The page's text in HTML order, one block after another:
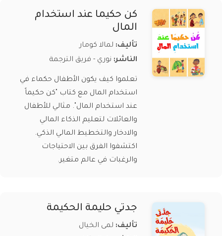
كن حكيما عند استخدام
المال
تأليف: لمالا كومار
الناشر: نوري - فريق الترجمة
تعلموا كيف يكون الأطفال حكماء في
استخدام المال مع كتاب "كن حكيماً
عند استخدام المال". مثالي للأطفال
والعائلات لتعليم الذكاء المالي
والادخار والتخطيط المالي الذكي.
اكتشفوا الفرق بين الاحتياجات
والرغبات في عالم متغير.
جدتي حليمة الحكيمة
تأليف: لمى الخيال